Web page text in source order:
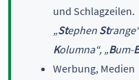
und Schlagzeilen.
„Stephen St
Kolumna“, „Bum-B
Werbung, Medien